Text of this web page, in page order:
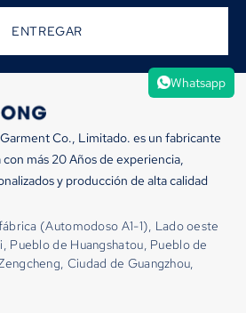
ENTREGAR
Co., Limitado. es un fabricante
más 20 Años de experiencia,
y producción de alta calidad
(Automodoso A1-1), Lado oeste
Pueblo de Huangshatou, Pueblo de
Ciudad de Guangzhou,
Whatsapp